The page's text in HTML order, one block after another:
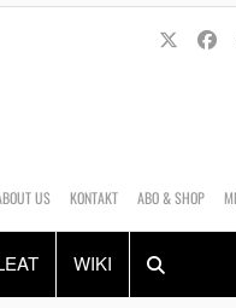
US KONTAKT ABO & SHOP
WIKI
Alles Shop